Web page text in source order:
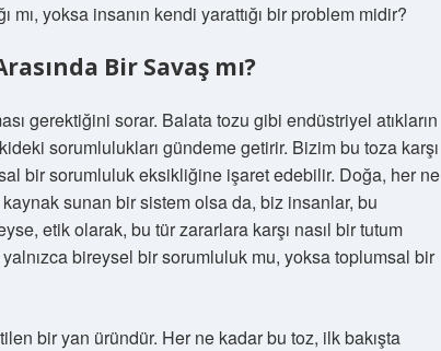
mı, yoksa insanın kendi yarattığı bir problem midir?
Bir Savaş mı?
gerektiğini sorar. Balata tozu gibi endüstriyel atıkların
sorumlulukları gündeme getirir. Bizim bu toza karşı
bir sorumluluk eksikliğine işaret edebilir. Doğa, her ne
sunan bir sistem olsa da, biz insanlar, bu
etik olarak, bu tür zararlara karşı nasıl bir tutum
bireysel bir sorumluluk mu, yoksa toplumsal bir
bir yan üründür. Her ne kadar bu toz, ilk bakışta